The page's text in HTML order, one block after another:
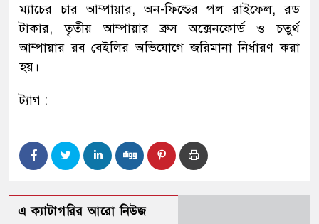
ম্যাচের চার আম্পায়ার, অন-ফিল্ডের পল রাইফেল, রড
টাকার, তৃতীয় আম্পায়ার ব্রুস অক্সেনফোর্ড ও চতুর্থ
আম্পায়ার রব বেইলির অভিযোগে জরিমানা নির্ধারণ করা
হয়।
ট্যাগ :
এ ক্যাটাগরির আরো নিউজ